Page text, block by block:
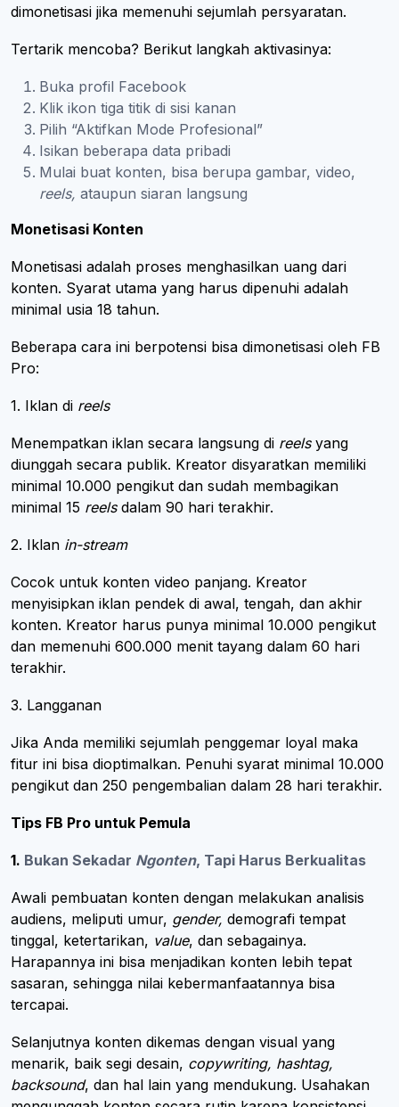
dimonetisasi jika memenuhi sejumlah persyaratan.
Tertarik mencoba? Berikut langkah aktivasinya:
Buka profil Facebook
Klik ikon tiga titik di sisi kanan
Pilih “Aktifkan Mode Profesional”
Isikan beberapa data pribadi
Mulai buat konten, bisa berupa gambar, video,
reels, ataupun siaran langsung
Monetisasi Konten
Monetisasi adalah proses menghasilkan uang dari
konten. Syarat utama yang harus dipenuhi adalah
minimal usia 18 tahun.
Beberapa cara ini berpotensi bisa dimonetisasi oleh FB
Pro:
1. Iklan di reels
Menempatkan iklan secara langsung di reels yang
diunggah secara publik. Kreator disyaratkan memiliki
minimal 10.000 pengikut dan sudah membagikan
minimal 15 reels dalam 90 hari terakhir.
2. Iklan in-stream
Cocok untuk konten video panjang. Kreator
menyisipkan iklan pendek di awal, tengah, dan akhir
konten. Kreator harus punya minimal 10.000 pengikut
dan memenuhi 600.000 menit tayang dalam 60 hari
terakhir.
3. Langganan
Jika Anda memiliki sejumlah penggemar loyal maka
fitur ini bisa dioptimalkan. Penuhi syarat minimal 10.000
pengikut dan 250 pengembalian dalam 28 hari terakhir.
Tips FB Pro untuk Pemula
1. Bukan Sekadar Ngonten, Tapi Harus Berkualitas
Awali pembuatan konten dengan melakukan analisis
audiens, meliputi umur, gender, demografi tempat
tinggal, ketertarikan, value, dan sebagainya.
Harapannya ini bisa menjadikan konten lebih tepat
sasaran, sehingga nilai kebermanfaatannya bisa
tercapai.
Selanjutnya konten dikemas dengan visual yang
menarik, baik segi desain, copywriting, hashtag,
backsound, dan hal lain yang mendukung. Usahakan